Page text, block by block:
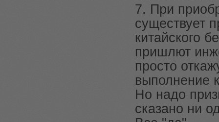
7. При
существует
китайского
пришлют
просто
выполнение
Но надо
сказано ни